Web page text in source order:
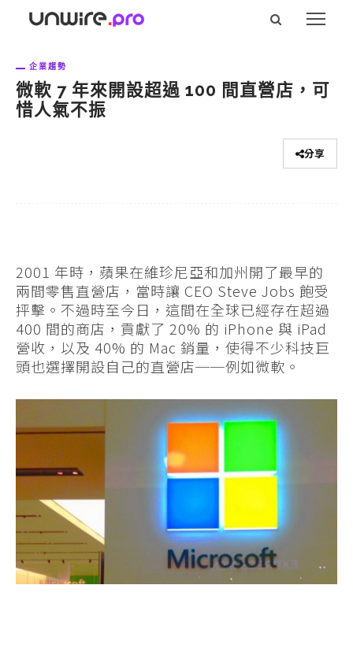
企業趨勢
微軟 7 年來開設超過 100 間直營店，可
惜人氣不振
分享
2001 年時，蘋果在維珍尼亞和加州開了最早的
兩間零售直營店，當時讓 CEO Steve Jobs 飽受
抨擊。不過時至今日，這間在全球已經存在超過
400 間的商店，貢獻了 20% 的 iPhone 與 iPad
營收，以及 40% 的 Mac 銷量，使得不少科技巨
頭也選擇開設自己的直營店──例如微軟。